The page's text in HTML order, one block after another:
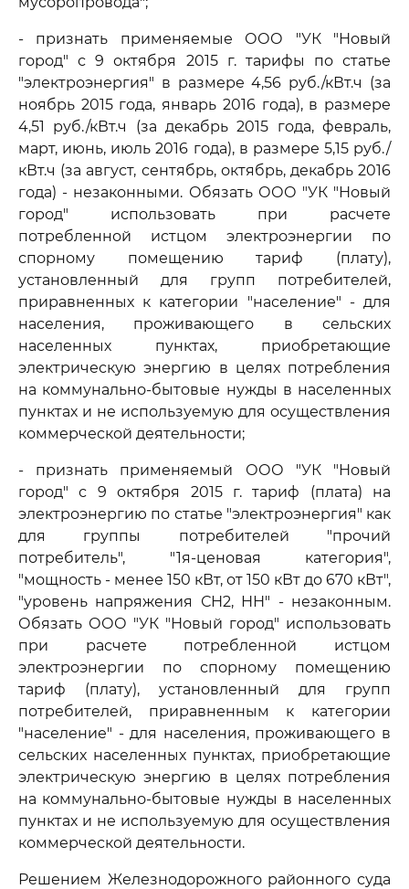
- признать применяемые ООО "УК "Новый
город" с 9 октября 2015 г. тарифы по статье
"электроэнергия" в размере 4,56 руб./кВт.ч (за
ноябрь 2015 года, январь 2016 года), в размере
4,51 руб./кВт.ч (за декабрь 2015 года, февраль,
март, июнь, июль 2016 года), в размере 5,15 руб./
кВт.ч (за август, сентябрь, октябрь, декабрь 2016
года) - незаконными. Обязать ООО "УК "Новый
город" использовать при расчете
потребленной истцом электроэнергии по
спорному помещению тариф (плату),
установленный для групп потребителей,
приравненных к категории "население" - для
населения, проживающего в сельских
населенных пунктах, приобретающие
электрическую энергию в целях потребления
на коммунально-бытовые нужды в населенных
пунктах и не используемую для осуществления
коммерческой деятельности;
- признать применяемый ООО "УК "Новый
город" с 9 октября 2015 г. тариф (плата) на
электроэнергию по статье "электроэнергия" как
для группы потребителей "прочий
потребитель", "1я-ценовая категория",
"мощность - менее 150 кВт, от 150 кВт до 670 кВт",
"уровень напряжения СН2, НН" - незаконным.
Обязать ООО "УК "Новый город" использовать
при расчете потребленной истцом
электроэнергии по спорному помещению
тариф (плату), установленный для групп
потребителей, приравненным к категории
"население" - для населения, проживающего в
сельских населенных пунктах, приобретающие
электрическую энергию в целях потребления
на коммунально-бытовые нужды в населенных
пунктах и не используемую для осуществления
коммерческой деятельности.
Решением Железнодорожного районного суда